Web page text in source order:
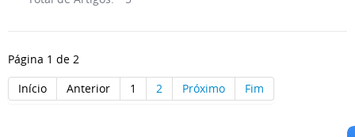
Página 1 de 2
Início
Anterior 1 2 Próximo Fim